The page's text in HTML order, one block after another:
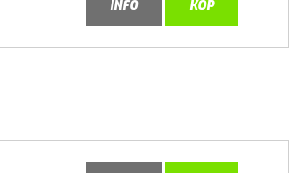
INFO KÖP